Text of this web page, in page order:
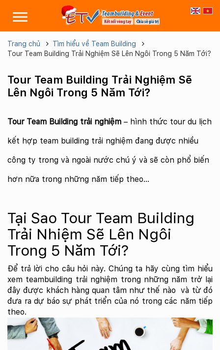
Trang chủ
Tìm hiểu về Team Building
Tour Team Building Trải Nghiệm Sẽ Lên Ngôi Trong 5 Năm Tới?
Tour Team Building Trải Nghiệm Sẽ
Lên Ngôi Trong 5 Năm Tới?
Tour Team Building trải nghiệm – hình thức tour du lịch
kết hợp team building trải nghiệm đang được nhiều
công ty trong và ngoài nước chú ý và sẽ còn phổ biến
hơn nữa trong những năm tiếp theo…
Tại Sao Tour Team Building
Trải Nhiệm Sẽ Lên Ngôi
Trong 5 Năm Tới?
Để trả lời cho câu hỏi này. Chúng ta hãy cùng tìm hiểu
xem teambuilding trải nghiệm trong những năm trở lại
đây được khách hàng quan tâm như thế nào và từ đó
đưa ra dự báo sự phát triển của nó trong các năm tiếp
theo.